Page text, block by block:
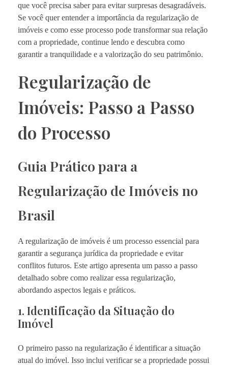
que você precisa saber para evitar surpresas desagradáveis.
Se você quer entender a importância da regularização de
imóveis e como esse processo pode transformar sua relação
com a propriedade, continue lendo e descubra como
garantir a tranquilidade e a valorização do seu patrimônio.
Regularização de
Imóveis: Passo a Passo
do Processo
Guia Prático para a
Regularização de Imóveis no
Brasil
A regularização de imóveis é um processo essencial para
garantir a segurança jurídica da propriedade e evitar
conflitos futuros. Este artigo apresenta um passo a passo
detalhado sobre como realizar essa regularização,
abordando aspectos legais e práticos.
1. Identificação da Situação do
Imóvel
O primeiro passo na regularização é identificar a situação
atual do imóvel. Isso inclui verificar se a propriedade possui